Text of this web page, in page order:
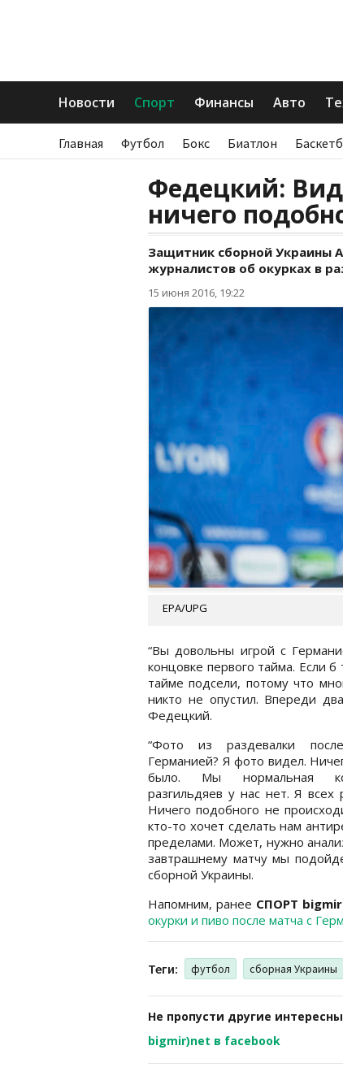
Новости Спорт Финансы Авто
Главная Футбол Бокс Биатлон
Федецкий:
ничего
Защитник сборной Украины
журналистов об окурках в
15 июня 2016, 19:22
EPA/UPG
“Вы довольны игрой с
концовке первого тайма. Если
тайме подсели, потому что
никто не опустил. Впереди
Федецкий.
“Фото из раздевалки
Германией? Я фото видел.
было. Мы нормальная
разгильдяев у нас нет. Я всех
Ничего подобного не
кто-то хочет сделать нам
пределами. Может, нужно
завтрашнему матчу мы
сборной Украины.
Напомним, ранее СПОРТ
окурки и пиво после матча с
Теги: футбол сборная Украины
Не пропусти другие
bigmir)net в facebook